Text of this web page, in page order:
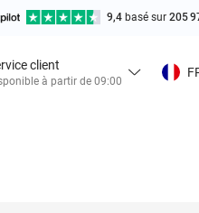
9,4 basé sur 205
client
à partir de 09:00